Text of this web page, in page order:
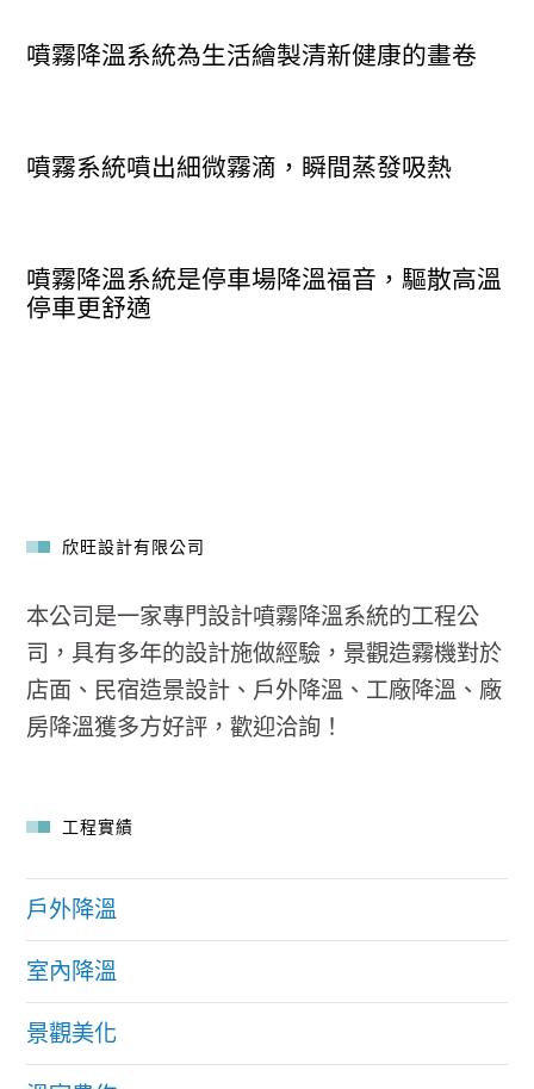
噴霧降溫系統為生活繪製清新健康的畫卷
噴霧系統噴出細微霧滴，瞬間蒸發吸熱
噴霧降溫系統是停車場降溫福音，驅散高溫
停車更舒適
欣旺設計有限公司
本公司是一家專門設計噴霧降溫系統的工程公
司，具有多年的設計施做經驗，景觀造霧機對於
店面、民宿造景設計、戶外降溫、工廠降溫、廠
房降溫獲多方好評，歡迎洽詢！
工程實績
戶外降溫
室內降溫
景觀美化